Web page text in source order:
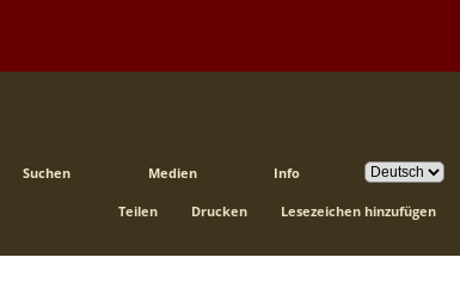
Suchen Medien Info
Teilen Drucken Lesezeichen hinzufügen